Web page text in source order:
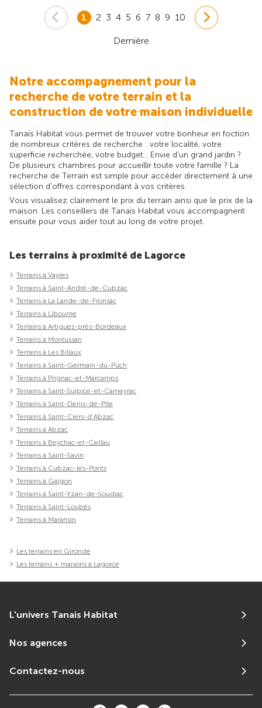
1 2 3 4 5 6 7 8 9 10
Dernière
Notre accompagnement pour la
recherche de votre terrain et la
construction de votre maison individuelle
Tanaïs Habitat vous permet de trouver votre bonheur en foction
de nombreux critères de recherche : votre localité, votre
superficie recherchée, votre budget... Envie d'un grand jardin ?
De plusieurs chambres pour accueillir toute votre famille ? La
recherche de Terrain est simple pour accéder directement à une
sélection d'offres correspondant à vos critères.
Vous visualisez clairement le prix du terrain ainsi que le prix de la
maison. Les conseillers de Tanaïs Habitat vous accompagnent
ensuite pour vous aider tout au long de votre projet.
Les terrains à proximité de Lagorce
Terrains à Vayres
Terrains à Saint-André-de-Cubzac
Terrains à La Lande-de-Fronsac
Terrains à Libourne
Terrains à Artigues-près-Bordeaux
Terrains à Montussan
Terrains à Les Billaux
Terrains à Saint-Germain-du-Puch
Terrains à Prignac-et-Marcamps
Terrains à Saint-Sulpice-et-Cameyrac
Terrains à Saint-Denis-de-Pile
Terrains à Saint-Ciers-d'Abzac
Terrains à Abzac
Terrains à Beychac-et-Caillau
Terrains à Saint-Savin
Terrains à Cubzac-les-Ponts
Terrains à Galgon
Terrains à Saint-Yzan-de-Soudiac
Terrains à Saint-Loubès
Terrains à Maransin
Les terrains en Gironde
Les terrains + maisons à Lagorce
L'univers Tanais Habitat
Nos agences
Contactez-nous